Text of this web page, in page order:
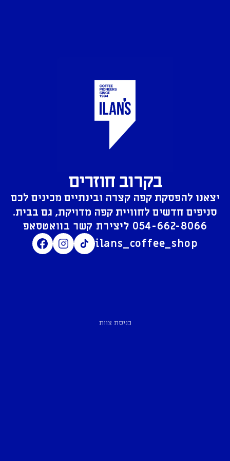
בקרוב חוזרים
יצאנו להפסקת קפה קצרה ובינתיים מכינים לכם
סניפים חדשים לחוויית קפה מדויקת, גם בבית.
054-662-8066
ilans_coffee_shop
כניסת צוות